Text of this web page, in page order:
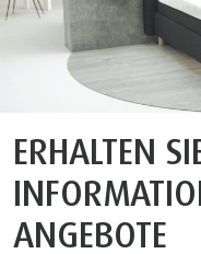
ERHALTEN
ANGEBOTE